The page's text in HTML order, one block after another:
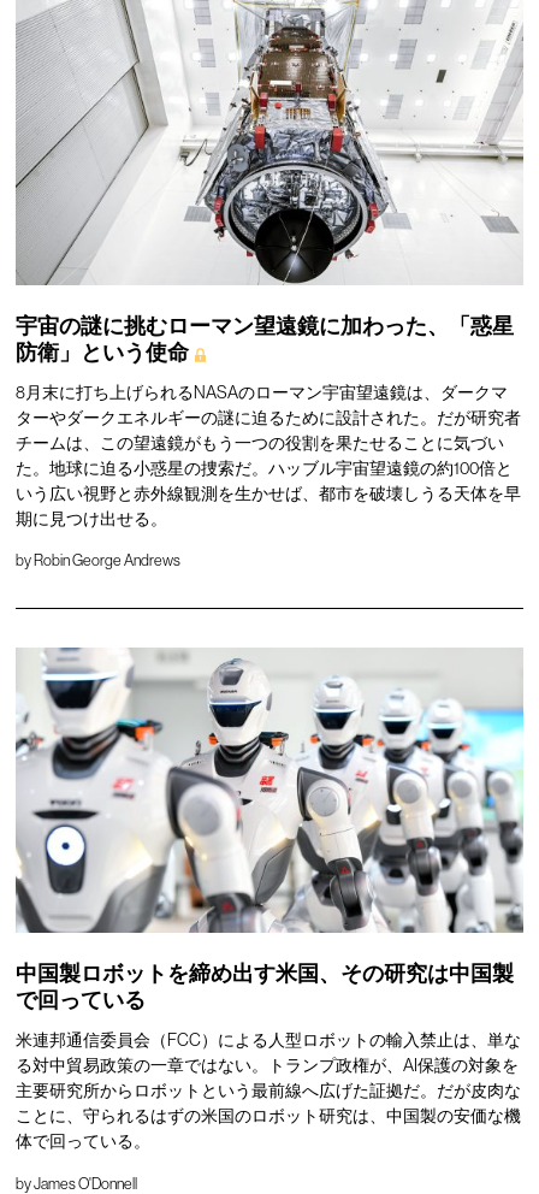
宇宙の謎に挑むローマン望遠鏡に加わった、「惑星
防衛」という使命
8月末に打ち上げられるNASAのローマン宇宙望遠鏡は、ダークマ
ターやダークエネルギーの謎に迫るために設計された。だが研究者
チームは、この望遠鏡がもう一つの役割を果たせることに気づい
た。地球に迫る小惑星の捜索だ。ハッブル宇宙望遠鏡の約100倍と
いう広い視野と赤外線観測を生かせば、都市を破壊しうる天体を早
期に見つけ出せる。
by Robin George Andrews
中国製ロボットを締め出す米国、その研究は中国製
で回っている
米連邦通信委員会（FCC）による人型ロボットの輸入禁止は、単な
る対中貿易政策の一章ではない。トランプ政権が、AI保護の対象を
主要研究所からロボットという最前線へ広げた証拠だ。だが皮肉な
ことに、守られるはずの米国のロボット研究は、中国製の安価な機
体で回っている。
byJames O'Donnell